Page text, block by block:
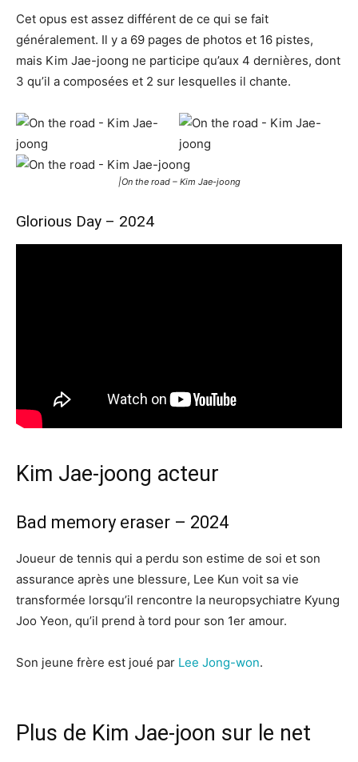
Cet opus est assez différent de ce qui se fait
généralement. Il y a 69 pages de photos et 16 pistes,
mais Kim Jae-joong ne participe qu’aux 4 dernières, dont
3 qu’il a composées et 2 sur lesquelles il chante.
|On the road – Kim Jae-joong
Glorious Day – 2024
Kim Jae-joong acteur
Bad memory eraser – 2024
Joueur de tennis qui a perdu son estime de soi et son
assurance après une blessure, Lee Kun voit sa vie
transformée lorsqu’il rencontre la neuropsychiatre Kyung
Joo Yeon, qu’il prend à tord pour son 1er amour.
Son jeune frère est joué par Lee Jong-won.
Plus de Kim Jae-joon sur le net